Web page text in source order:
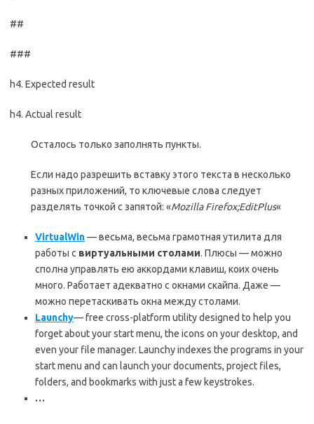
##
###
h4. Expected result
h4. Actual result
Осталось только заполнять пункты.
Если надо разрешить вставку этого текста в несколько
разных приложений, то ключевые слова следует
разделять точкой с запятой: «Mozilla Firefox;EditPlus«
VirtualWin— весьма, весьма грамотная утилита для
работы с виртуальными столами. Плюсы — можно
сполна управлять ею аккордами клавиш, коих очень
много. Работает адекватно с окнами скайпа. Даже —
можно перетаскивать окна между столами.
Launchy— free cross-platform utility designed to help you
forget about your start menu, the icons on your desktop, and
even your file manager. Launchy indexes the programs in your
start menu and can launch your documents, project files,
folders, and bookmarks with just a few keystrokes.
…